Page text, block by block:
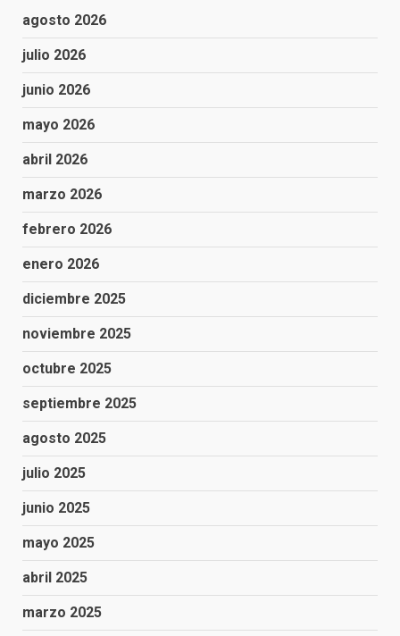
agosto 2026
julio 2026
junio 2026
mayo 2026
abril 2026
marzo 2026
febrero 2026
enero 2026
diciembre 2025
noviembre 2025
octubre 2025
septiembre 2025
agosto 2025
julio 2025
junio 2025
mayo 2025
abril 2025
marzo 2025